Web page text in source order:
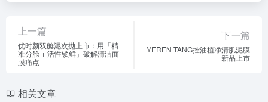
上一篇
优时颜双舱泥次抛上市：用「精
准分舱 + 活性锁鲜」破解清洁面
膜痛点
下一篇
YEREN TANG控油植净清肌泥膜
新品上市
相关文章